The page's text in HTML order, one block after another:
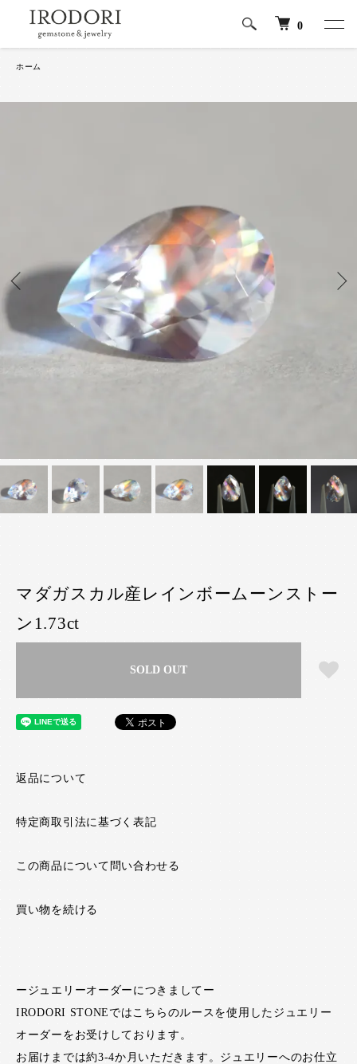
0
ホーム
マダガスカル産レインボームーンストー
ン1.73ct
SOLD OUT
返品について
特定商取引法に基づく表記
この商品について問い合わせる
買い物を続ける
ージュエリーオーダーにつきましてー
IRODORI STONEではこちらのルースを使用したジュエリー
オーダーをお受けしております。
お届けまでは約3-4か月いただきます。ジュエリーへのお仕立